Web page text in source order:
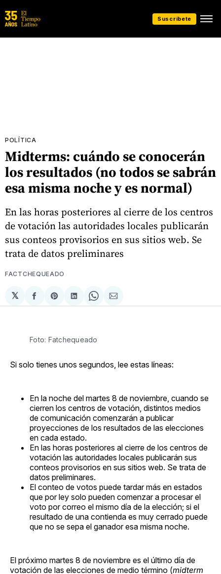
Suscríbete
POLÍTICA
Midterms: cuándo se conocerán
los resultados (no todos se sabrán
esa misma noche y es normal)
En las horas posteriores al cierre de los centros
de votación las autoridades locales publicarán
sus conteos provisorios en sus sitios web. Se
trata de datos preliminares
FACTCHEQUEADO
𝕏
Compartir
en
Share
on
Compartir
en
Share
on
Compartir
via
Foto: Fatchequeado
Si solo tienes unos segundos, lee estas líneas:
En la noche del martes 8 de noviembre, cuando se
cierren los centros de votación, distintos medios
de comunicación comenzarán a publicar
proyecciones de los resultados de las elecciones
en cada estado.
En las horas posteriores al cierre de los centros de
votación las autoridades locales publicarán sus
conteos provisorios en sus sitios web. Se trata de
datos preliminares.
El conteo de votos puede tardar más en estados
que por ley solo pueden comenzar a procesar el
voto por correo el mismo día de la elección; si el
resultado de una contienda es muy cerrado puede
que no se sepa el ganador esa misma noche.
El próximo martes 8 de noviembre es el último día de
votación de las elecciones de medio término (midterm